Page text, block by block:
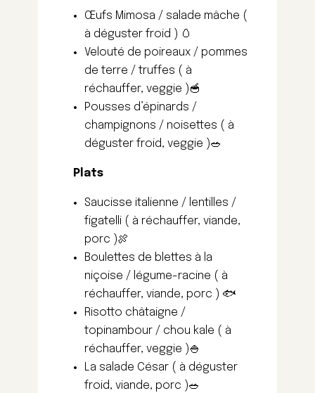
Œufs Mimosa / salade mâche (
à déguster froid ) 🥚
Velouté de poireaux / pommes
de terre / truffes ( à
réchauffer, veggie )🥣
Pousses d’épinards /
champignons / noisettes ( à
déguster froid, veggie )🥗
Plats
Saucisse italienne / lentilles /
figatelli ( à réchauffer, viande,
porc )🍖
Boulettes de blettes à la
niçoise / légume-racine ( à
réchauffer, viande, porc ) 🐟
Risotto châtaigne /
topinambour / chou kale ( à
réchauffer, veggie )🍚
La salade César ( à déguster
froid, viande, porc )🥗